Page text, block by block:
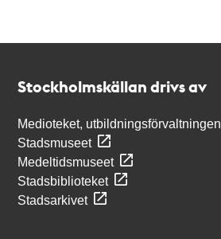
Stockholmskällan drivs av
Medioteket, utbildningsförvaltningen
Stadsmuseet
Medeltidsmuseet
Stadsbiblioteket
Stadsarkivet